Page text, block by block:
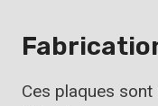
Ces plaques sont